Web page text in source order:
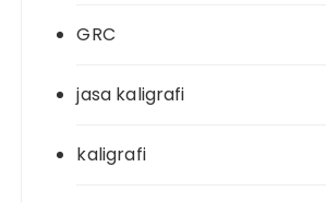
GRC
jasa kaligrafi
kaligrafi